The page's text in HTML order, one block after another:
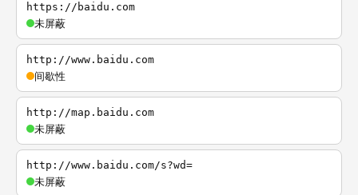
https://baidu.com
未屏蔽
http://www.baidu.com
间歇性
http://map.baidu.com
未屏蔽
http://www.baidu.com/s?wd=
未屏蔽